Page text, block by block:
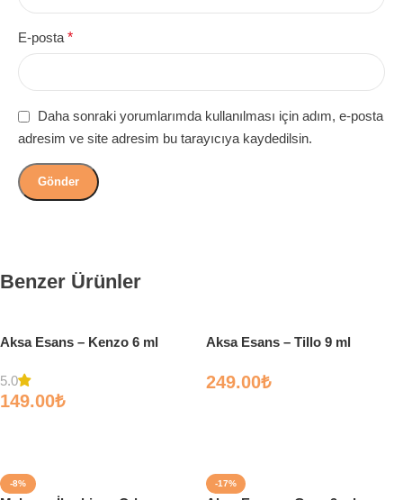
E-posta *
Daha sonraki yorumlarımda kullanılması için adım, e-posta
adresim ve site adresim bu tarayıcıya kaydedilsin.
Benzer Ürünler
Aksa Esans – Kenzo 6 ml
5.0
149.00₺
Aksa Esans – Tillo 9 ml
249.00₺
-8% -17%